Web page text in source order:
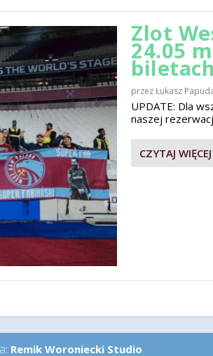
Zlot
24.05
biletach
przezŁukasz
UPDATE: Dla
naszej
CZYTAJ WIĘCEJ
Remik Woroniecki Studio